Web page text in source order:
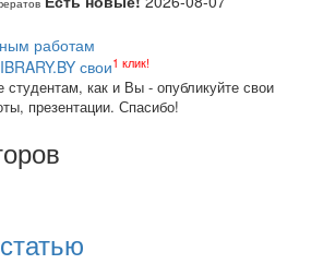
работам
свои1 клик!
студентам, как и Вы - опубликуйте свои
презентации. Спасибо!